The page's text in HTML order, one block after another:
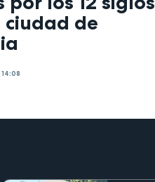
ciudad de
14:08